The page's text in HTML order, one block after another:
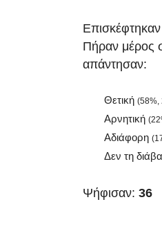
Πήραν μέρος
απάντησαν:
Θετική (58%,
Αρνητική
Αδιάφορη
Δεν τη
Ψήφισαν: 36